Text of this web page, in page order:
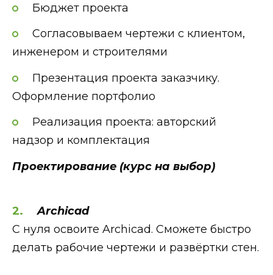
Бюджет проекта
Согласовываем чертежи с клиентом,
инженером и строителями
Презентация проекта заказчику.
Оформление портфолио
Реализация проекта: авторский
надзор и комплектация
Проектирование (курс на выбор)
Archicad
С нуля освоите Archicad. Сможете быстро
делать рабочие чертежи и развёртки стен.